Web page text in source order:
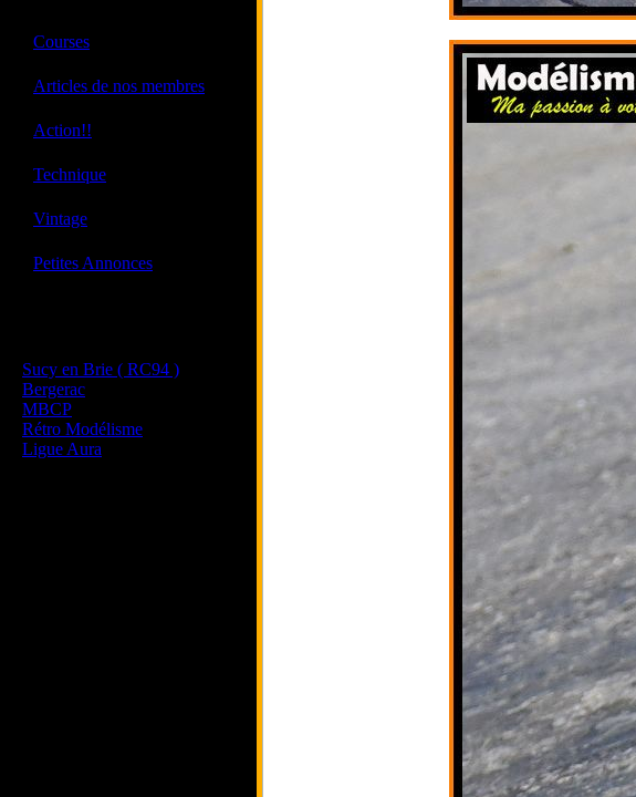
Courses
Articles de nos membres
Action!!
Technique
Vintage
Petites Annonces
Sucy en Brie ( RC94 )
Bergerac
MBCP
Rétro Modélisme
Ligue Aura